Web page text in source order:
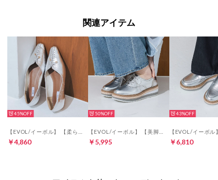
関連アイテム
45%
￥4,860
50%
￥5,995
43%
￥6,810